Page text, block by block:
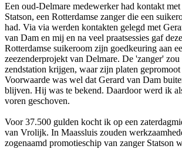
Een oud-Delmare medewerker had kontakt
Statson, een Rotterdamse zanger die een
had. Via via werden kontakten gelegd met
van Dam en mij en na veel praatsessies gaf deze
Rotterdamse suikeroom zijn goedkeuring aan
zeezenderprojekt van Delmare. De 'zanger'
zendstation krijgen, waar zijn platen
Voorwaarde was wel dat Gerard van Dam
blijven. Hij was te bekend. Daardoor werd ik
voren geschoven.
Voor 37.500 gulden kocht ik op een
van Vrolijk. In Maassluis zouden
zogenaamd promotieschip van zanger Statson